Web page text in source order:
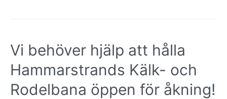
Vi behöver hjälp att hålla
Hammarstrands Kälk- och
Rodelbana öppen för åkning!